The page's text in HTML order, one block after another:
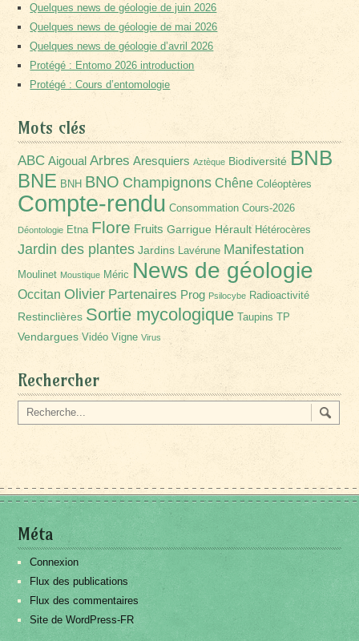
Quelques news de géologie de juin 2026
Quelques news de géologie de mai 2026
Quelques news de géologie d’avril 2026
Protégé : Entomo 2026 introduction
Protégé : Cours d’entomologie
Mots clés
ABC Aigoual Arbres Aresquiers Aztèque Biodiversité BNB
BNE BNH BNO Champignons Chêne Coléoptères
Compte-rendu Consommation Cours-2026
Déontologie Etna Flore Fruits Garrigue Hérault Hétérocères
Jardin des plantes Jardins Lavérune Manifestation
Moulinet Moustique Méric News de géologie
Occitan Olivier Partenaires Prog Psilocybe Radioactivité
Restinclières Sortie mycologique Taupins TP
Vendargues Vidéo Vigne Virus
Rechercher
Méta
Connexion
Flux des publications
Flux des commentaires
Site de WordPress-FR